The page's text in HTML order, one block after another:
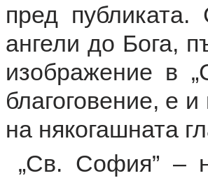
пред
ангели до Бога,
изображение в
благоговение, е
на някогашната
„Св. София” –